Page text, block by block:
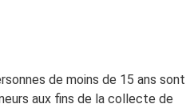
de moins de 15 ans sont
aux fins de la collecte de